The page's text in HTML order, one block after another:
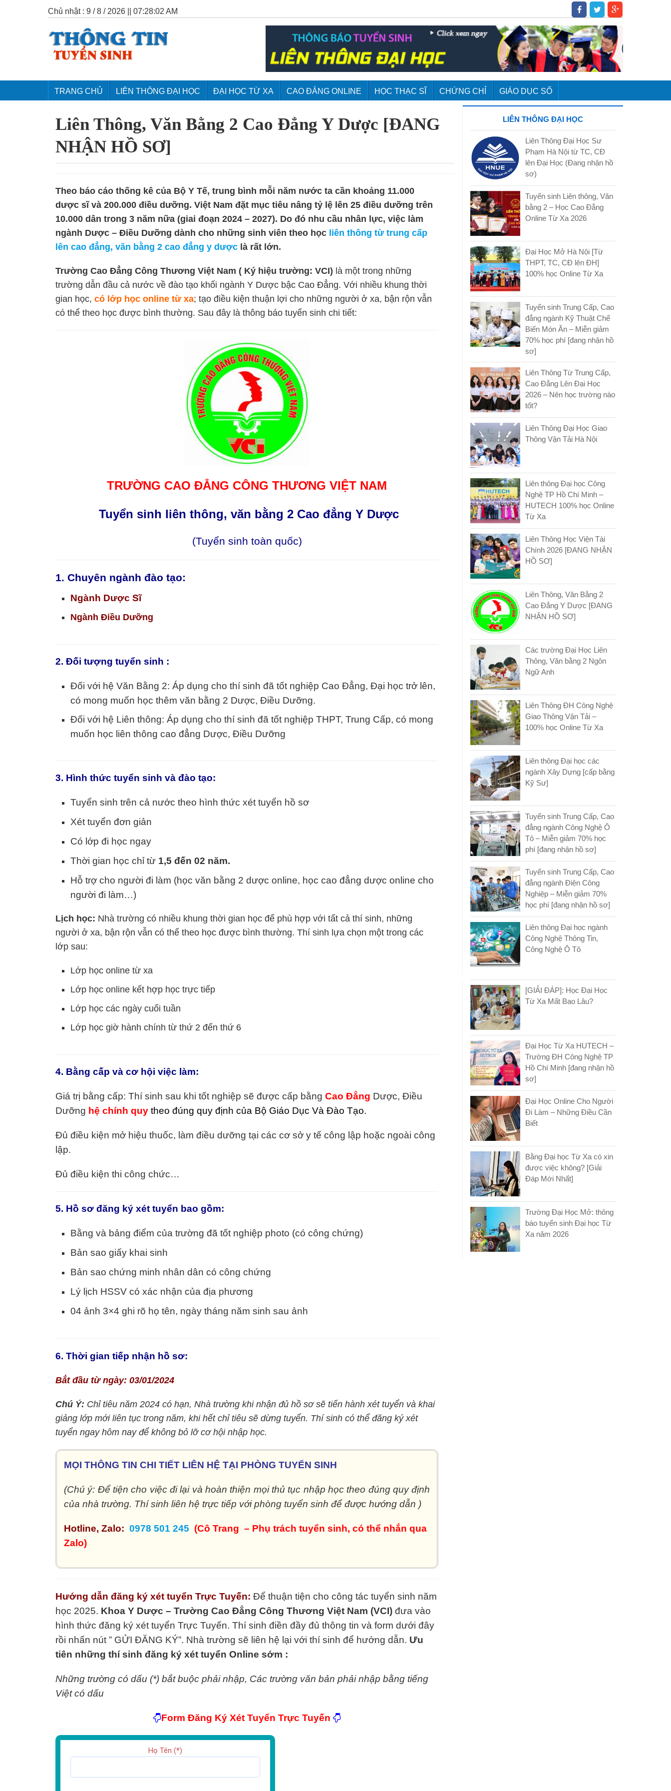
Chủ nhật : 9 / 8 / 2026 || 07:28:03 AM
TRANG CHỦ LIÊN THÔNG ĐẠI HỌC ĐẠI HỌC TỪ XA CAO ĐẲNG ONLINE HỌC THẠC SĨ CHỨNG CHỈ GIÁO DỤC SỐ
Liên Thông, Văn Bằng 2 Cao Đẳng Y Dược [ĐANG
NHẬN HỒ SƠ]
Theo báo cáo thống kê của Bộ Y Tế, trung bình mỗi năm nước ta cần khoảng 11.000
dược sĩ và 200.000 điều dưỡng. Việt Nam đặt mục tiêu nâng tỷ lệ lên 25 điều dưỡng trên
10.000 dân trong 3 năm nữa (giai đoạn 2024 – 2027). Do đó nhu cầu nhân lực, việc làm
ngành Dược – Điều Dưỡng dành cho những sinh viên theo học liên thông từ trung cấp
lên cao đẳng, văn bằng 2 cao đẳng y dược là rất lớn.
Trường Cao Đẳng Công Thương Việt Nam ( Ký hiệu trường: VCI) là một trong những
trường dẫn đầu cả nước về đào tạo khối ngành Y Dược bậc Cao Đẳng. Với nhiều khung thời
gian học, có lớp học online từ xa; tạo điều kiện thuận lợi cho những người ở xa, bận rộn vẫn
có thể theo học được bình thường. Sau đây là thông báo tuyển sinh chi tiết:
TRƯỜNG CAO ĐẲNG CÔNG THƯƠNG VIỆT NAM
Tuyển sinh liên thông, văn bằng 2 Cao đẳng Y Dược
(Tuyển sinh toàn quốc)
1. Chuyên ngành đào tạo:
Ngành Dược Sĩ
Ngành Điều Dưỡng
2. Đối tượng tuyển sinh :
Đối với hệ Văn Bằng 2: Áp dụng cho thí sinh đã tốt nghiệp Cao Đẳng, Đại học trở lên,
có mong muốn học thêm văn bằng 2 Dược, Điều Dưỡng.
Đối với hệ Liên thông: Áp dụng cho thí sinh đã tốt nghiệp THPT, Trung Cấp, có mong
muốn học liên thông cao đẳng Dược, Điều Dưỡng
3. Hình thức tuyển sinh và đào tạo:
Tuyển sinh trên cả nước theo hình thức xét tuyển hồ sơ
Xét tuyển đơn giản
Có lớp đi học ngay
Thời gian học chỉ từ 1,5 đến 02 năm.
Hỗ trợ cho người đi làm (học văn bằng 2 dược online, học cao đẳng dược online cho
người đi làm…)
Lịch học: Nhà trường có nhiều khung thời gian học để phù hợp với tất cả thí sinh, những
người ở xa, bận rộn vẫn có thể theo học được bình thường. Thí sinh lựa chọn một trong các
lớp sau:
Lớp học online từ xa
Lớp học online kết hợp học trực tiếp
Lớp học các ngày cuối tuần
Lớp học giờ hành chính từ thứ 2 đến thứ 6
4. Bằng cấp và cơ hội việc làm:
Giá trị bằng cấp: Thí sinh sau khi tốt nghiệp sẽ được cấp bằng Cao Đẳng Dược, Điều
Dưỡng hệ chính quy theo đúng quy định của Bộ Giáo Dục Và Đào Tạo.
Đủ điều kiện mở hiệu thuốc, làm điều dưỡng tại các cơ sở y tế công lập hoặc ngoài công
lập.
Đủ điều kiện thi công chức…
5. Hồ sơ đăng ký xét tuyển bao gồm:
Bằng và bảng điểm của trường đã tốt nghiệp photo (có công chứng)
Bản sao giấy khai sinh
Bản sao chứng minh nhân dân có công chứng
Lý lịch HSSV có xác nhận của địa phương
04 ảnh 3×4 ghi rõ họ tên, ngày tháng năm sinh sau ảnh
6. Thời gian tiếp nhận hồ sơ:
Bắt đầu từ ngày: 03/01/2024
Chú Ý: Chỉ tiêu năm 2024 có hạn, Nhà trường khi nhận đủ hồ sơ sẽ tiến hành xét tuyển và khai
giảng lớp mới liên tục trong năm, khi hết chỉ tiêu sẽ dừng tuyển. Thí sinh có thể đăng ký xét
tuyển ngay hôm nay để không bỏ lỡ cơ hội nhập học.
MỌI THÔNG TIN CHI TIẾT LIÊN HỆ TẠI PHÒNG TUYỂN SINH
(Chú ý: Để tiện cho việc đi lại và hoàn thiện mọi thủ tục nhập học theo đúng quy định
của nhà trường. Thí sinh liên hệ trực tiếp với phòng tuyển sinh để được hướng dẫn )
Hotline, Zalo: 0978 501 245 (Cô Trang – Phụ trách tuyển sinh, có thể nhắn qua
Zalo)
Hướng dẫn đăng ký xét tuyển Trực Tuyến: Để thuận tiện cho công tác tuyển sinh năm
học 2025. Khoa Y Dược – Trường Cao Đẳng Công Thương Việt Nam (VCI) đưa vào
hình thức đăng ký xét tuyển Trực Tuyến. Thí sinh điền đầy đủ thông tin và form dưới đây
rồi nhấn nút ” GỬI ĐĂNG KÝ”. Nhà trường sẽ liên hệ lại với thí sinh để hướng dẫn. Ưu
tiên những thí sinh đăng ký xét tuyển Online sớm :
Những trường có dấu (*) bắt buộc phải nhập, Các trường văn bản phải nhập bằng tiếng
Việt có dấu
Form Đăng Ký Xét Tuyển Trực Tuyến
Họ Tên (*)
LIÊN THÔNG ĐẠI HỌC
Liên Thông Đại Học Sư
Phạm Hà Nội từ TC, CĐ
lên Đại Học (Đang nhận hồ
sơ)
Tuyển sinh Liên thông, Văn
bằng 2 – Học Cao Đẳng
Online Từ Xa 2026
Đại Học Mở Hà Nội [Từ
THPT, TC, CĐ lên ĐH]
100% học Online Từ Xa
Tuyển sinh Trung Cấp, Cao
đẳng ngành Kỹ Thuật Chế
Biến Món Ăn – Miễn giảm
70% học phí [đang nhận hồ
sơ]
Liên Thông Từ Trung Cấp,
Cao Đẳng Lên Đại Học
2026 – Nên học trường nào
tốt?
Liên Thông Đại Học Giao
Thông Vận Tải Hà Nội
Liên thông Đại học Công
Nghệ TP Hồ Chí Minh –
HUTECH 100% học Online
Từ Xa
Liên Thông Học Viện Tài
Chính 2026 [ĐANG NHẬN
HỒ SƠ]
Liên Thông, Văn Bằng 2
Cao Đẳng Y Dược [ĐANG
NHẬN HỒ SƠ]
Các trường Đại Học Liên
Thông, Văn bằng 2 Ngôn
Ngữ Anh
Liên Thông ĐH Công Nghệ
Giao Thông Vận Tải –
100% học Online Từ Xa
Liên thông Đại học các
ngành Xây Dựng [cấp bằng
Kỹ Sư]
Tuyển sinh Trung Cấp, Cao
đẳng ngành Công Nghệ Ô
Tô – Miễn giảm 70% học
phí [đang nhận hồ sơ]
Tuyển sinh Trung Cấp, Cao
đẳng ngành Điện Công
Nghiệp – Miễn giảm 70%
học phí [đang nhận hồ sơ]
Liên thông Đại học ngành
Công Nghệ Thông Tin,
Công Nghệ Ô Tô
[GIẢI ĐÁP]: Học Đại Học
Từ Xa Mất Bao Lâu?
Đại Học Từ Xa HUTECH –
Trường ĐH Công Nghệ TP
Hồ Chí Minh [đang nhận hồ
sơ]
Đại Học Online Cho Người
Đi Làm – Những Điều Cần
Biết
Bằng Đại học Từ Xa có xin
được việc không? [Giải
Đáp Mới Nhất]
Trường Đại Học Mở: thông
báo tuyển sinh Đại học Từ
Xa năm 2026